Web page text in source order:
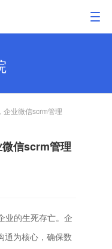
企业微信scrm管理
信scrm管理
的生死存亡。企
通为核心，确保数